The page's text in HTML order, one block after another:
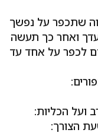
שתכפר על נפשך
ואחר כך תעשה
לכפר על אחד עד
ועל הכליות:
הצורך: